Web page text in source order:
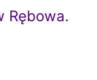
Rębowa.